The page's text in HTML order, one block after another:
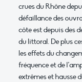
crues du Rhône
défaillance des
côte est depuis des
du littoral. De plus
les effets du
fréquence et de
extrêmes et hausse